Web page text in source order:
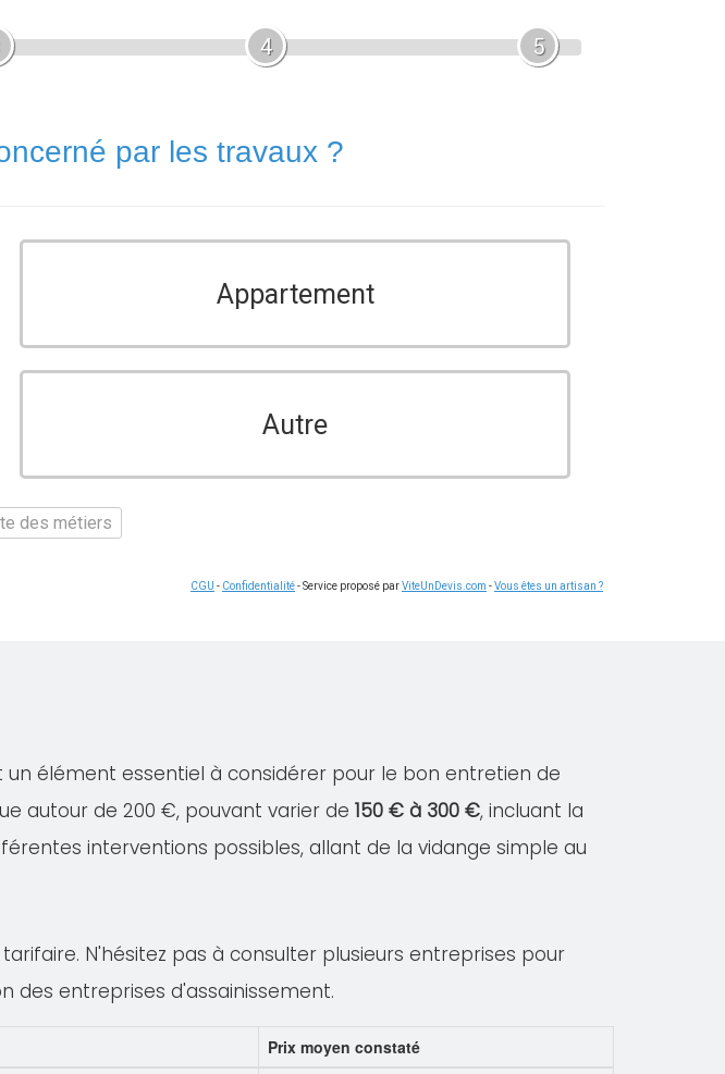
4 5
par les travaux ?
Appartement
Autre
des métiers
CGU - Confidentialité- Service proposé parViteUnDevis.com -Vous êtes un artisan ?
un élément essentiel à considérer pour le bon entretien de
autour de 200 €, pouvant varier de 150 € à 300 €, incluant la
interventions possibles, allant de la vidange simple au
N'hésitez pas à consulter plusieurs entreprises pour
des entreprises d'assainissement.
Prix moyen constaté